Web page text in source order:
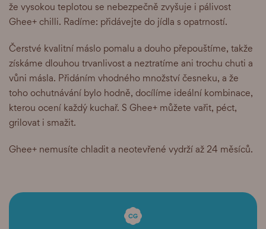
že vysokou teplotou se nebezpečně zvyšuje i pálivost
Ghee+ chilli. Radíme: přidávejte do jídla s opatrností.
Čerstvé kvalitní máslo pomalu a douho přepouštíme, takže
získáme dlouhou trvanlivost a neztratíme ani trochu chuti a
vůni másla. Přidáním vhodného množství česneku, a že
toho ochutnávání bylo hodně, docílíme ideální kombinace,
kterou ocení každý kuchař. S Ghee+ můžete vařit, péct,
grilovat i smažit.
Ghee+ nemusíte chladit a neotevřené vydrží až 24 měsíců.